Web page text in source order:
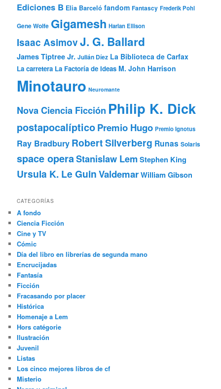
Ediciones B Elia Barceló fandom Fantascy Frederik Pohl
Gene Wolfe Gigamesh Harlan Ellison
Isaac AsimovJ. G. Ballard
James Tiptree Jr. Julián Díez La Biblioteca de Carfax
La carretera La Factoría de Ideas M. John Harrison
Minotauro Neuromante
Nova Ciencia Ficción Philip K. Dick
postapocalípticoPremio Hugo Premio Ignotus
Ray Bradbury Robert Silverberg Runas Solaris
space operaStanislaw Lem Stephen King
Ursula K. Le GuinValdemarWilliam Gibson
CATEGORÍAS
A fondo
Ciencia Ficción
Cine y TV
Cómic
Día del libro en librerías de segunda mano
Encrucijadas
Fantasía
Ficción
Fracasando por placer
Histórica
Homenaje a Lem
Hors catégorie
Ilustración
Juvenil
Listas
Los cinco mejores libros de cf
Misterio